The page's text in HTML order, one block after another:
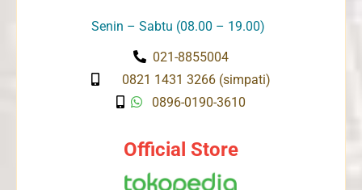
Senin – Sabtu (08.00 – 19.00)
021-8855004
0821 1431 3266 (simpati)
0896-0190-3610
Official Store